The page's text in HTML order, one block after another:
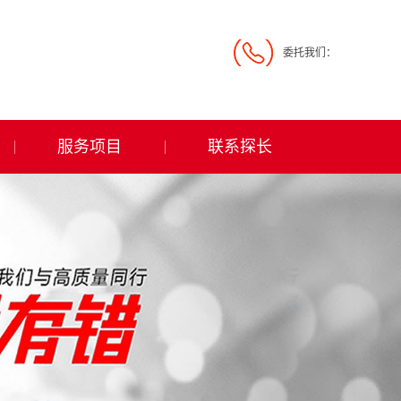
委托我们：
服务项目 联系探长